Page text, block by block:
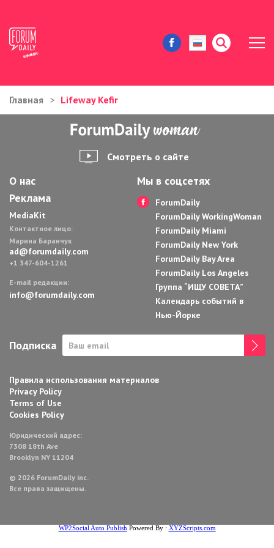
ЖИЗНЬ И ИСТОРИИ
ИММИГРАЦИЯ В США
АВТОРСКИЕ КОЛОНКИ
ЗДОРОВЬЕ И КРАСОТА
ДОМ И ЕДА
Главная Lifeway Kefir
Смотреть о сайте
О нас
Реклама
MediaKit
Контактное лицо:
Марина Баранчук
ad@forumdaily.com
+1 347-604-1261
E-mail редакции:
info@forumdaily.com
Мы в соцсетях
ForumDaily
ForumDaily WorkingWoman
ForumDaily Miami
ForumDaily New York
ForumDaily Bay Area
ForumDaily Los Angeles
Группа “ИЩУ СОВЕТА”
Календарь событий в
Нью-Йорке
Подписка
Правила использования материалов
Privacy Policy
Terms of Use
Cookies Policy
Юридический адрес:
7308 18th Ave
Brooklyn NY 11204
© 2026 ForumDaily inc.
Все права защищены.
WP2Social Auto Publish Powered By : XYZScripts.com